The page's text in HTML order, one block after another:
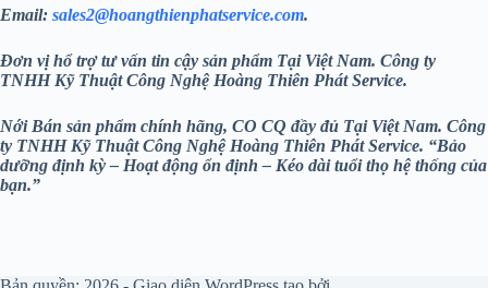
Email: sales2@hoangthienphatservice.com.
Đơn vị hổ trợ tư vấn tin cậy sản phẩm Tại Việt Nam. Công ty
TNHH Kỹ Thuật Công Nghệ Hoàng Thiên PhátService.
Nới Bán sản phẩm chính hãng, CO CQ đầy đủ Tại Việt Nam. Công
ty TNHH Kỹ Thuật Công Nghệ Hoàng Thiên PhátService. “Bảo
dưỡng định kỳ – Hoạt động ổn định – Kéo dài tuổi thọ hệ thống của
bạn.”